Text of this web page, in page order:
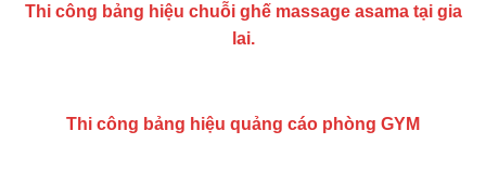
Thi công bảng hiệu chuỗi ghế massage asama tại gia
lai.
Thi công bảng hiệu quảng cáo phòng GYM